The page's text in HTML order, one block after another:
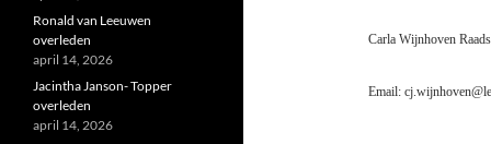
Carla Wijnhoven
Email:
Ronald van Leeuwen
overleden
april 14, 2026
Jacintha Janson- Topper
overleden
april 14, 2026